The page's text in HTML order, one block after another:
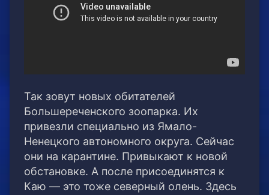
Так зовут новых обитателей
Большереченского зоопарка. Их
привезли специально из Ямало-
Ненецкого автономного округа. Сейчас
они на карантине. Привыкают к новой
обстановке. А после присоединятся к
Каю — это тоже северный олень. Здесь